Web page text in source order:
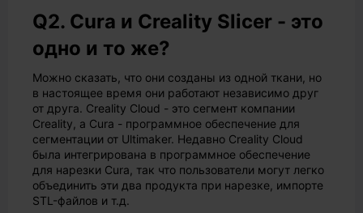
Q2. Cura и Creality Slicer - это
одно и то же?
Можно сказать, что они созданы из одной ткани, но
в настоящее время они работают независимо друг
от друга. Creality Cloud - это сегмент компании
Creality, а Cura - программное обеспечение для
сегментации от Ultimaker. Недавно Creality Cloud
была интегрирована в программное обеспечение
для нарезки Cura, так что пользователи могут легко
объединить эти два продукта при нарезке, импорте
STL-файлов и т.д.